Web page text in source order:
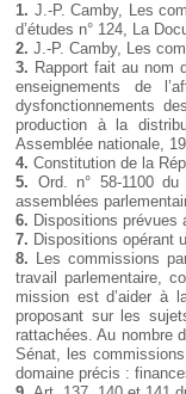
1. J.-P. Camby, Les
d’études n° 124, La
2. J.-P. Camby, Les
3. Rapport fait au nom
enseignements de
dysfonctionnements
production à la
Assemblée nationale,
4. Constitution de la
5. Ord. n° 58-1100
assemblées
6. Dispositions prévues
7. Dispositions opérant
8. Les commissions
travail parlementaire,
mission est d’aider à
proposant sur les
rattachées. Au nombre
Sénat, les
domaine précis :